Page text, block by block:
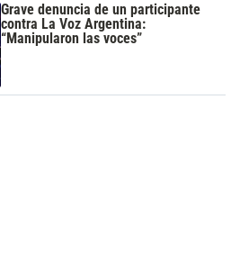
Grave denuncia de un participante
contra La Voz Argentina:
“Manipularon las voces”